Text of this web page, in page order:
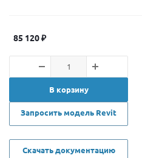
85 120₽
В корзину
Запросить модель Revit
Скачать документацию